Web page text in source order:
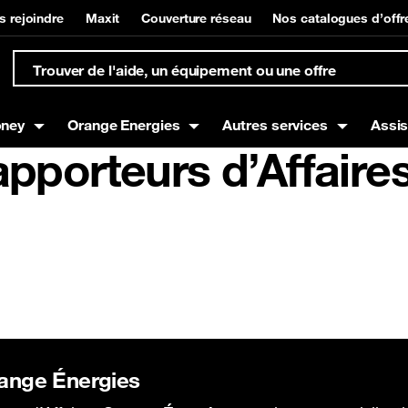
rejoindre Maxit Couverture réseau Nos catalogues
Orange Energies Autres services
Énergies